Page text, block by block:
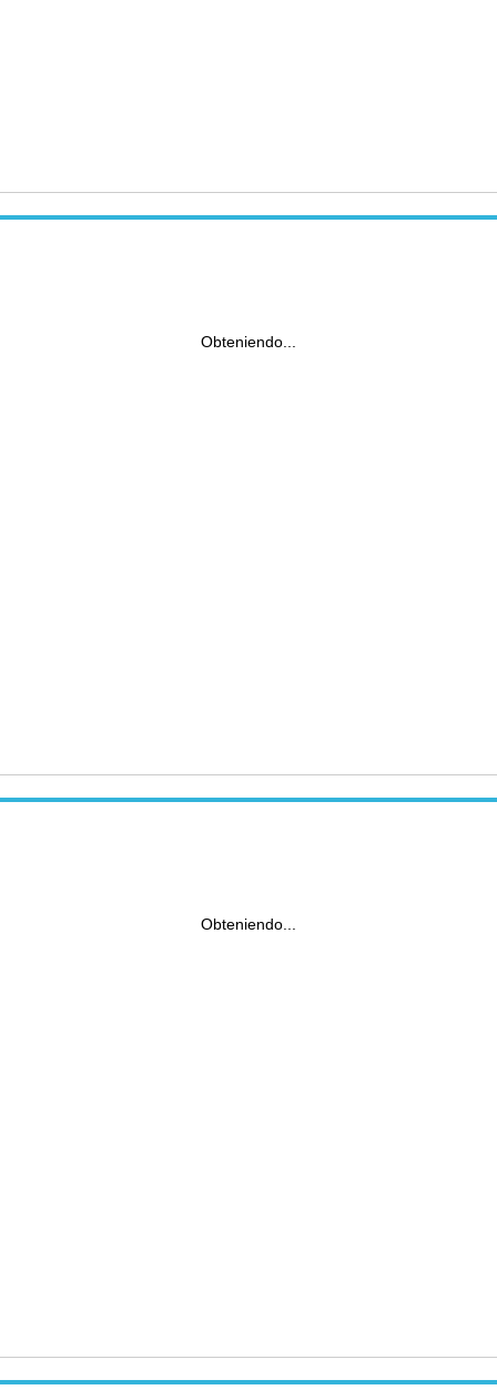
Obteniendo...
Obteniendo...